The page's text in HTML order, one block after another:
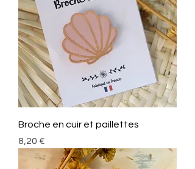
Broche en cuir et paillettes
Prix
8,20 €